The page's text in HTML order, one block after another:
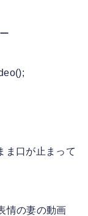
ま口が止まって
情の妻の動画